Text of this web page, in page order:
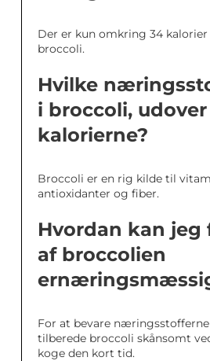
Der er kun omkring 34 kalorier
broccoli.
Hvilke
i broccoli, udover
kalorierne?
Broccoli er en rig kilde til
antioxidanter og fiber.
Hvordan kan jeg
af broccolien
For at bevare
tilberede broccoli skånsomt
koge den kort tid.